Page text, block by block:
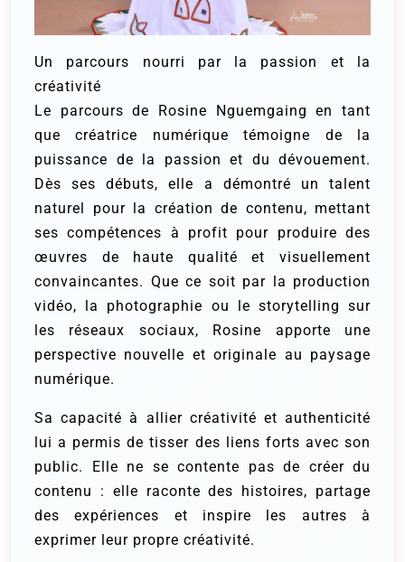
Un parcours nourri par la passion et la
créativité
Le parcours de Rosine Nguemgaing en tant
que créatrice numérique témoigne de la
puissance de la passion et du dévouement.
Dès ses débuts, elle a démontré un talent
naturel pour la création de contenu, mettant
ses compétences à profit pour produire des
œuvres de haute qualité et visuellement
convaincantes. Que ce soit par la production
vidéo, la photographie ou le storytelling sur
les réseaux sociaux, Rosine apporte une
perspective nouvelle et originale au paysage
numérique.
Sa capacité à allier créativité et authenticité
lui a permis de tisser des liens forts avec son
public. Elle ne se contente pas de créer du
contenu : elle raconte des histoires, partage
des expériences et inspire les autres à
exprimer leur propre créativité.